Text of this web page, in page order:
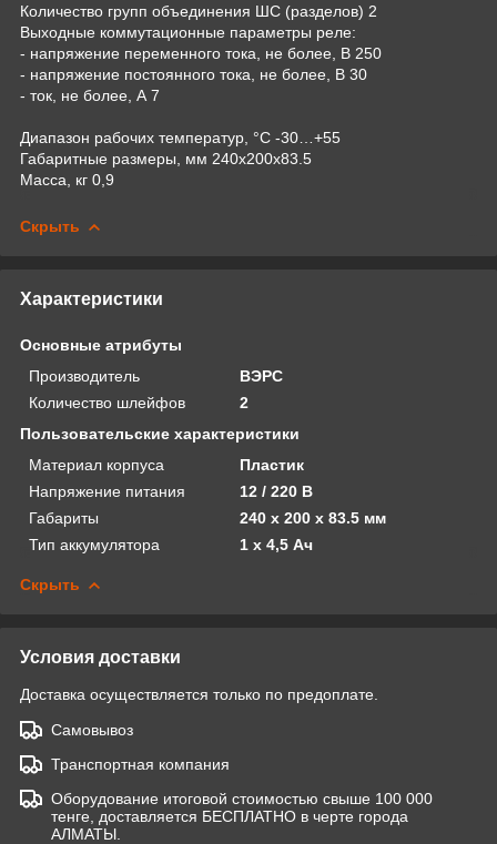
Количество групп объединения ШС (разделов) 2
Выходные коммутационные параметры реле:
- напряжение переменного тока, не более, В 250
- напряжение постоянного тока, не более, В 30
- ток, не более, А 7
Диапазон рабочих температур, °С -30…+55
Габаритные размеры, мм 240х200х83.5
Масса, кг 0,9
Скрыть
Характеристики
Основные атрибуты
Производитель
ВЭРС
Количество шлейфов
2
Пользовательские характеристики
Материал корпуса
Пластик
Напряжение питания
12 / 220 В
Габариты
240 х 200 х 83.5 мм
Тип аккумулятора
1 х 4,5 Ач
Скрыть
Условия доставки
Доставка осуществляется только по предоплате.
Самовывоз
Транспортная компания
Оборудование итоговой стоимостью свыше 100 000
тенге, доставляется БЕСПЛАТНО в черте города
АЛМАТЫ.